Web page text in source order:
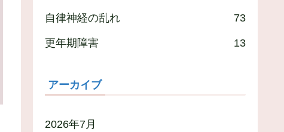
自律神経の乱れ 73
更年期障害 13
アーカイブ
2026年7月